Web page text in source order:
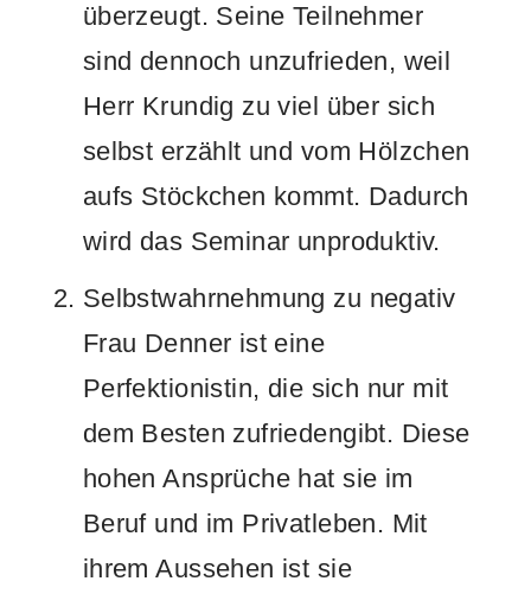
überzeugt. Seine Teilnehmer
sind dennoch unzufrieden, weil
Herr Krundig zu viel über sich
selbst erzählt und vom Hölzchen
aufs Stöckchen kommt. Dadurch
wird das Seminar unproduktiv.
Selbstwahrnehmung zu negativ
Frau Denner ist eine
Perfektionistin, die sich nur mit
dem Besten zufriedengibt. Diese
hohen Ansprüche hat sie im
Beruf und im Privatleben. Mit
ihrem Aussehen ist sie